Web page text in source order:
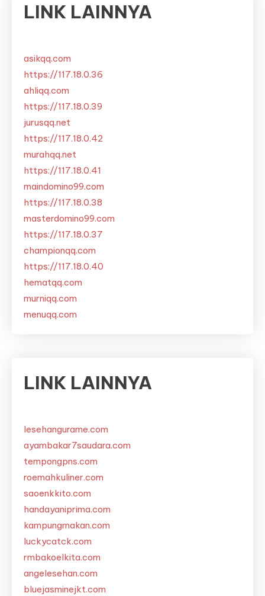
LINK LAINNYA
asikqq.com
https://117.18.0.36
ahliqq.com
https://117.18.0.39
jurusqq.net
https://117.18.0.42
murahqq.net
https://117.18.0.41
maindomino99.com
https://117.18.0.38
masterdomino99.com
https://117.18.0.37
championqq.com
https://117.18.0.40
hematqq.com
murniqq.com
menuqq.com
LINK LAINNYA
lesehangurame.com
ayambakar7saudara.com
tempongpns.com
roemahkuliner.com
saoenkkito.com
handayaniprima.com
kampungmakan.com
luckycatck.com
rmbakoelkita.com
angelesehan.com
bluejasminejkt.com